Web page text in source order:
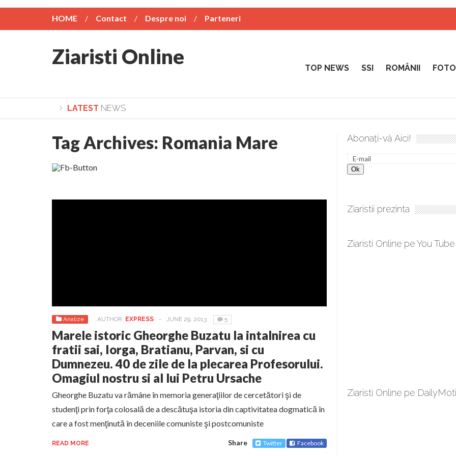
HOME Contact Despre noi Parteneri
Ziaristi Online TOP NEWS SSI ROMÂNII
LATEST NEWS
Lepădarea de sine și urmarea lui Hristos. Calea spre desăvârșire. Gând de duminică de Elena Solunca Moise Sculați,
Tag Archives: Romania Mare
Analize AUTHOR: EXPRESS - JUNE 29, 2013 5
Marele istoric Gheorghe Buzatu la intalnirea cu
fratii sai, Iorga, Bratianu, Parvan, si cu
Dumnezeu. 40 de zile de la plecarea Profesorului.
Omagiul nostru si al lui Petru Ursache
Gheorghe Buzatu va rămâne în memoria generaţiilor de cercetători şi de
studenţi prin forţa colosală de a descătuşa istoria din captivitatea dogmatică în
care a fost menţinută în deceniile comuniste şi postcomuniste
READ MORE Share Twitter Facebook
Abonați-vă Aici!
Ziaristii prezinta
Ziaristi Online pe You Tube
Ziaristi Online pe